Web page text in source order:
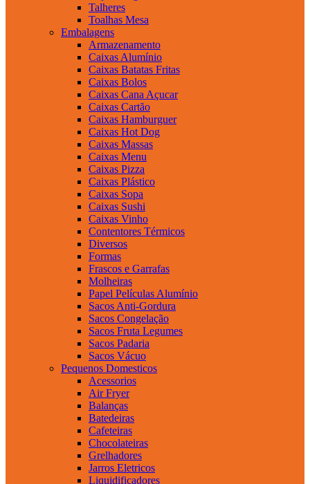
Talheres
Toalhas Mesa
Embalagens
Armazenamento
Caixas Alumínio
Caixas Batatas Fritas
Caixas Bolos
Caixas Cana Açucar
Caixas Cartão
Caixas Hamburguer
Caixas Hot Dog
Caixas Massas
Caixas Menu
Caixas Pizza
Caixas Plástico
Caixas Sopa
Caixas Sushi
Caixas Vinho
Contentores Térmicos
Diversos
Formas
Frascos e Garrafas
Molheiras
Papel Películas Alumínio
Sacos Anti-Gordura
Sacos Congelação
Sacos Fruta Legumes
Sacos Padaria
Sacos Vácuo
Pequenos Domesticos
Acessorios
Air Fryer
Balanças
Batedeiras
Cafeteiras
Chocolateiras
Grelhadores
Jarros Eletricos
Liquidificadores